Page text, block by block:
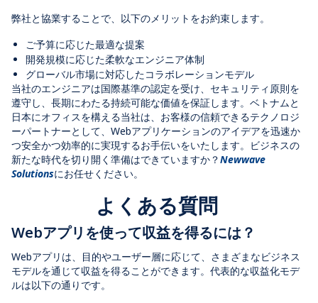
弊社と協業することで、以下のメリットをお約束します。
ご予算に応じた最適な提案
開発規模に応じた柔軟なエンジニア体制
グローバル市場に対応したコラボレーションモデル
当社のエンジニアは国際基準の認定を受け、セキュリティ原則を
遵守し、長期にわたる持続可能な価値を保証します。ベトナムと
日本にオフィスを構える当社は、お客様の信頼できるテクノロジ
ーパートナーとして、 Webアプリケーションのアイデアを迅速か
つ安全かつ効率的に実現するお手伝いをいたします。ビジネスの
新たな時代を切り開く準備はできていますか？Newwave
Solutionsにお任せください。
よくある質問
Webアプリを使って収益を得るには？
Webアプリは、目的やユーザー層に応じて、さまざまなビジネス
モデルを通じて収益を得ることができます。代表的な収益化モデ
ルは以下の通りです。